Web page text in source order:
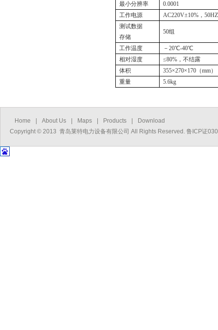
最小分辨率
0.0001
工作电源
AC220V±10% ，
测试数据
存储
50组
工作温度 －20℃-40℃
相对湿度
≤80% ，不结露
体积
355×270×170 （mm）
重量 5.6kg
Home About Us Maps Products
Download
Copyright © 2013 青岛莱特电力设备有限公司 All Rights Reserved. 鲁ICP证